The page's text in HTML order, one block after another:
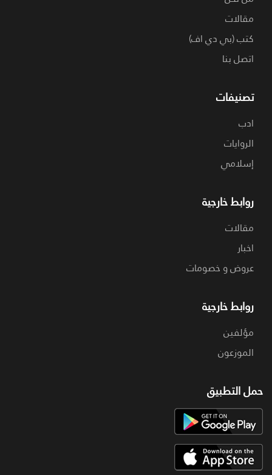
مقالات
كتب (بي دي اف)
اتصل بنا
تصنيفات
ادب
الروايات
إسلامي
روابط خارجية
مقالات
اخبار
عروض و خصومات
روابط خارجية
مؤلفين
الموزعون
حمل التطبيق